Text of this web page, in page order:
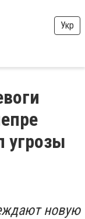
Укр
угрозы
новую